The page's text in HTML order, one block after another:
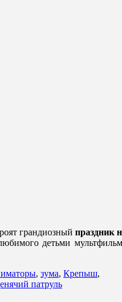
грандиозный праздник
детьми
, зума, Крепыш,
патруль